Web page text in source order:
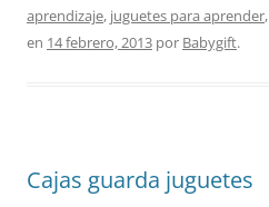
aprendizaje, juguetes para aprender,
en 14 febrero, 2013 por Babygift.
Cajas guarda juguetes